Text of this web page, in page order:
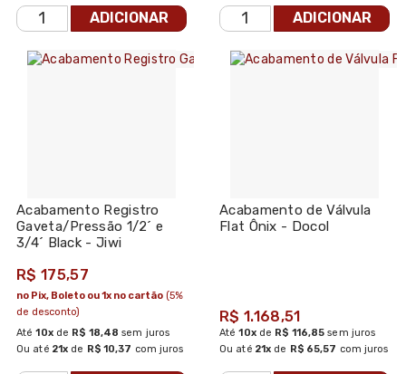
ADICIONAR ADICIONAR
Acabamento Registro
Gaveta/Pressão 1/2´ e
3/4´ Black - Jiwi
R$ 175,57
Até10xde R$ 18,48 sem juros
Ou até 21x de R$ 10,37 com juros
no Pix, Boleto ou 1x no cartão (5%
de desconto)
Acabamento de Válvula
Flat Ônix - Docol
R$ 1.168,51
Até10xde R$ 116,85 sem juros
Ou até 21x de R$ 65,57 com juros